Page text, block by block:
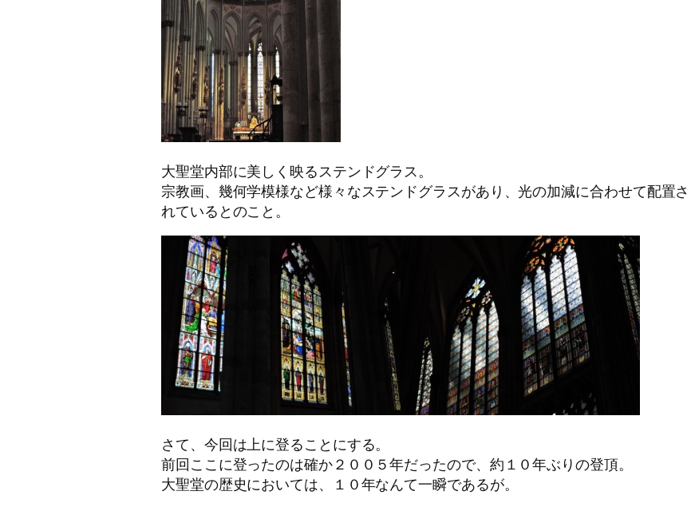
大聖堂内部に美しく映るステンドグラス。
宗教画、幾何学模様など様々なステンドグラスがあり、光の加減に合わせて配置さ
れているとのこと。
さて、今回は上に登ることにする。
前回ここに登ったのは確か２００５年だったので、約１０年ぶりの登頂。
大聖堂の歴史においては、１０年なんて一瞬であるが。